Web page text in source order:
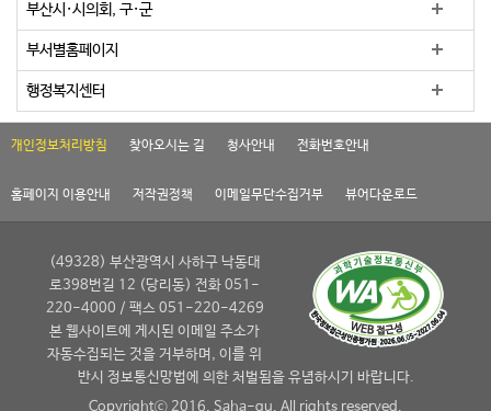
부산시·시의회, 구·군
부서별홈페이지
행정복지센터
개인정보처리방침 찾아오시는 길 청사안내 전화번호안내
홈페이지 이용안내 저작권정책 이메일무단수집거부 뷰어다운로드
(49328) 부산광역시 사하구 낙동대
로398번길 12 (당리동) 전화 051-
220-4000 / 팩스 051-220-4269
본 웹사이트에 게시된 이메일 주소가
자동수집되는 것을 거부하며, 이를 위
반시 정보통신망법에 의한 처벌됨을 유념하시기 바랍니다.
Copyrightⓒ 2016, Saha-gu. All rights reserved.